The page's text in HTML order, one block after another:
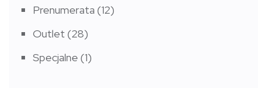
Prenumerata (12)
Outlet (28)
Specjalne (1)